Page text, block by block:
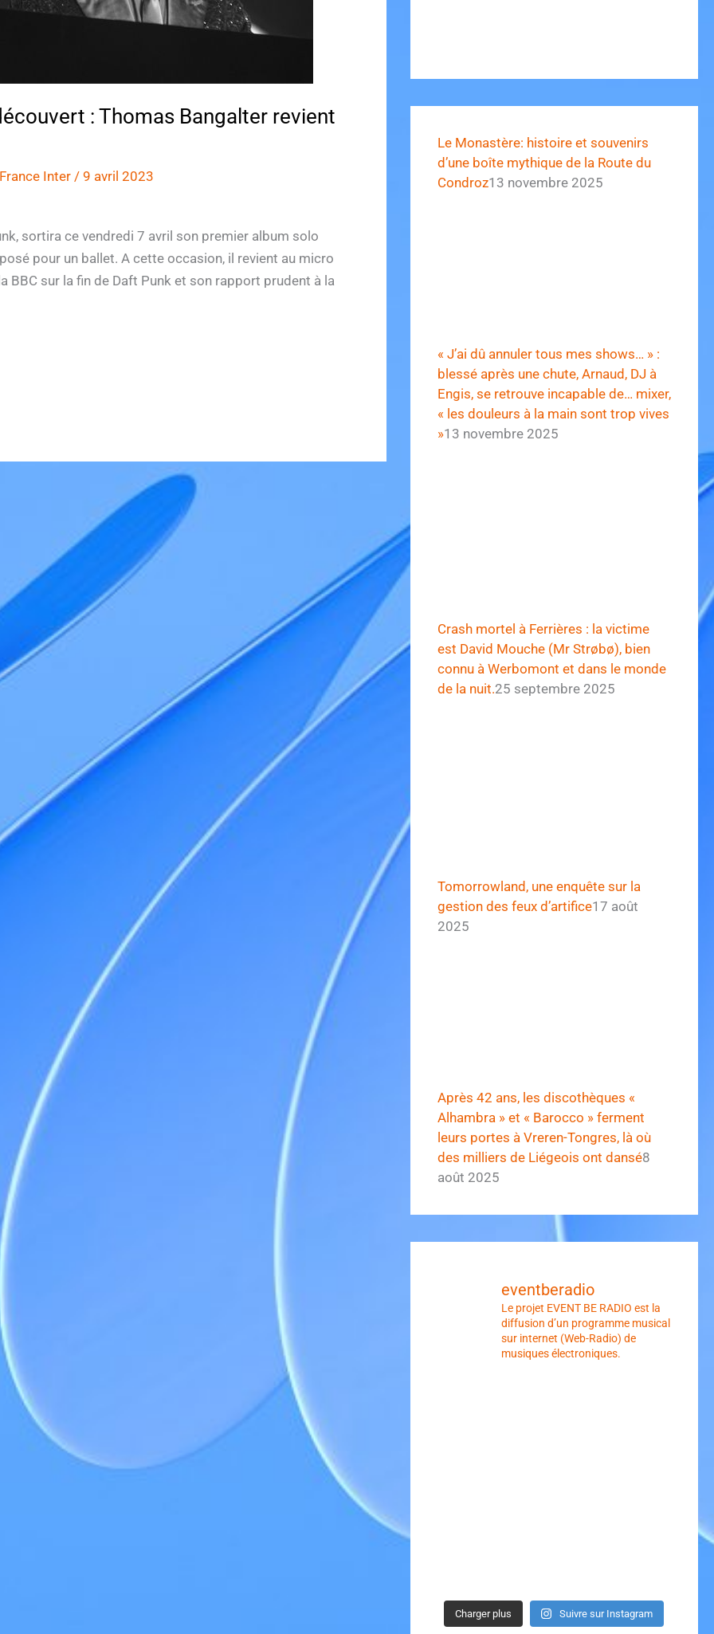
: Thomas Bangalter revient
France Inter / 9 avril 2023
sortira ce vendredi 7 avril son premier album solo
pour un ballet. A cette occasion, il revient au micro
BBC sur la fin de Daft Punk et son rapport prudent à la
Le Monastère: histoire et souvenirs
d’une boîte mythique de la Route du
Condroz13 novembre 2025
« J’ai dû annuler tous mes shows… » :
blessé après une chute, Arnaud, DJ à
Engis, se retrouve incapable de… mixer,
« les douleurs à la main sont trop vives
»13 novembre 2025
Crash mortel à Ferrières : la victime
est David Mouche (Mr Strøbø), bien
connu à Werbomont et dans le monde
de la nuit.25 septembre 2025
Tomorrowland, une enquête sur la
gestion des feux d’artifice17 août
2025
Après 42 ans, les discothèques «
Alhambra » et « Barocco » ferment
leurs portes à Vreren-Tongres, là où
des milliers de Liégeois ont dansé8
août 2025
eventberadio
Le projet EVENT BE RADIO est la
diffusion d’un programme musical
sur internet (Web-Radio) de
musiques électroniques.
Charger plus Suivre sur Instagram